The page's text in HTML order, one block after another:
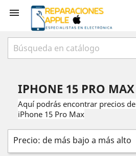

IPHONE 15 PRO MAX
Aquí podrás encontrar precios
iPhone 15 Pro Max
Precio: de más bajo a más alto